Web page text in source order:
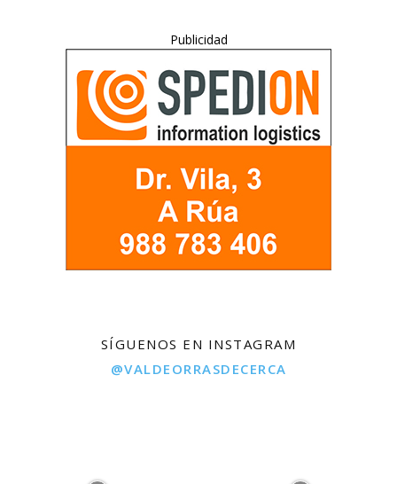
Publicidad
SÍGUENOS EN INSTAGRAM
@VALDEORRASDECERCA